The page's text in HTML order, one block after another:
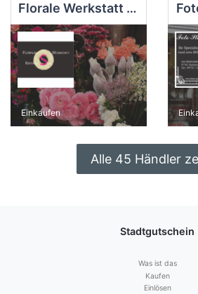
Florale Werkstatt Kathrin Sell
Einkaufen
Alle 45 Händler
Stadtgutschein
Was ist das
Kaufen
Einlösen